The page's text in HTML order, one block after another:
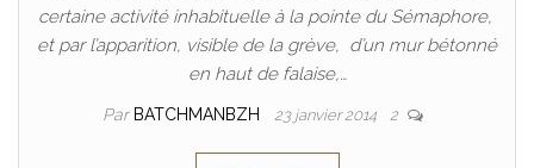
certaine activité inhabituelle à la pointe du Sémaphore,
et par l’apparition, visible de la grève, d’un mur bétonné
en haut de falaise,…
Par BATCHMANBZH 23 janvier 2014 2